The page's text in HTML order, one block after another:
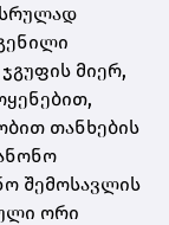
მიერ,
თანხების
შემოსავლის
ორი